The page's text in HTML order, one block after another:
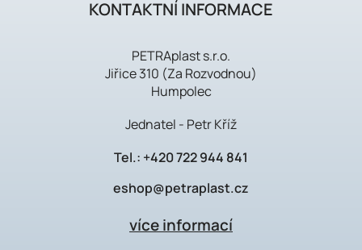
KONTAKTNÍ INFORMACE
PETRAplast s.r.o.
Jiřice 310 (Za Rozvodnou)
Humpolec
Jednatel - Petr Kříž
Tel.: +420 722 944 841
eshop@petraplast.cz
více informací